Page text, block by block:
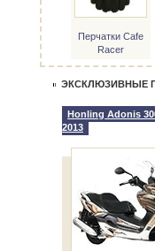
Перчатки Cafe
Racer
ЭКСКЛЮЗИВНЫЕ
Honling Adonis
2013